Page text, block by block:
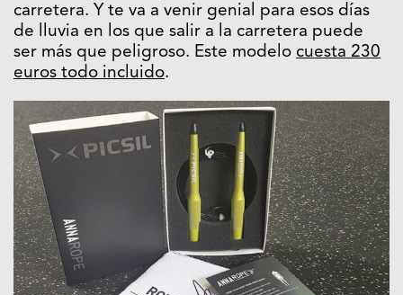
carretera. Y te va a venir genial para esos días
de lluvia en los que salir a la carretera puede
ser más que peligroso. Este modelo cuesta 230
euros todo incluido.